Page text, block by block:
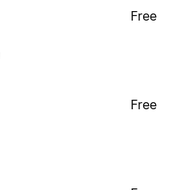
Free
Free